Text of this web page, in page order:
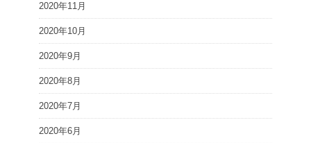
2020年11月
2020年10月
2020年9月
2020年8月
2020年7月
2020年6月